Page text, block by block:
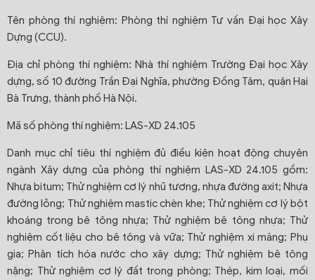
Tên phòng thí nghiệm: Phòng thí nghiệm Tư vấn Đại học Xây
Dựng (CCU).
Địa chỉ phòng thí nghiệm: Nhà thí nghiệm Trường Đại học Xây
dựng, số 10 đường Trần Đại Nghĩa, phường Đồng Tâm, quận Hai
Bà Trưng, thành phố Hà Nội.
Mã số phòng thí nghiệm: LAS-XD 24.105
Danh mục chỉ tiêu thí nghiệm đủ điều kiện hoạt động chuyên
ngành Xây dựng của phòng thí nghiệm LAS-XD 24.105 gồm:
Nhựa bitum; Thử nghiệm cơ lý nhũ tương, nhựa đường axit; Nhựa
đường lỏng; Thử nghiệm mastic chèn khe; Thử nghiệm cơ lý bột
khoáng trong bê tông nhựa; Thử nghiệm bê tông nhựa; Thử
nghiệm cốt liệu cho bê tông và vữa; Thử nghiệm xi măng; Phụ
gia; Phân tích hóa nước cho xây dựng; Thử nghiệm bê tông
nặng; Thử nghiệm cơ lý đất trong phòng; Thép, kim loại, mối